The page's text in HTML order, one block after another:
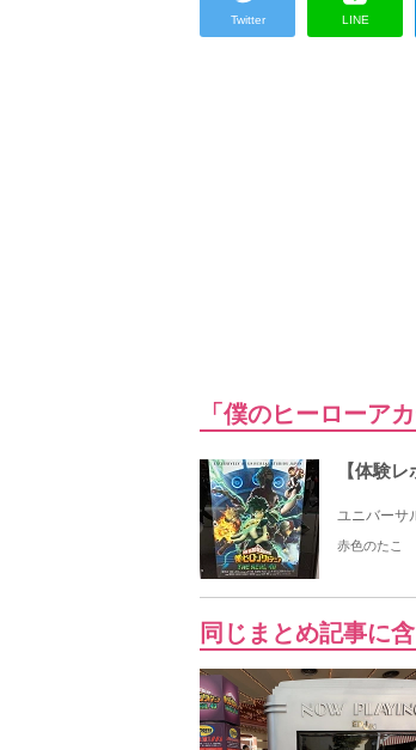
Twitter LINE
「僕のヒーローア
【体験
ユニバーサ
赤色のたこ
同じまとめ記事に